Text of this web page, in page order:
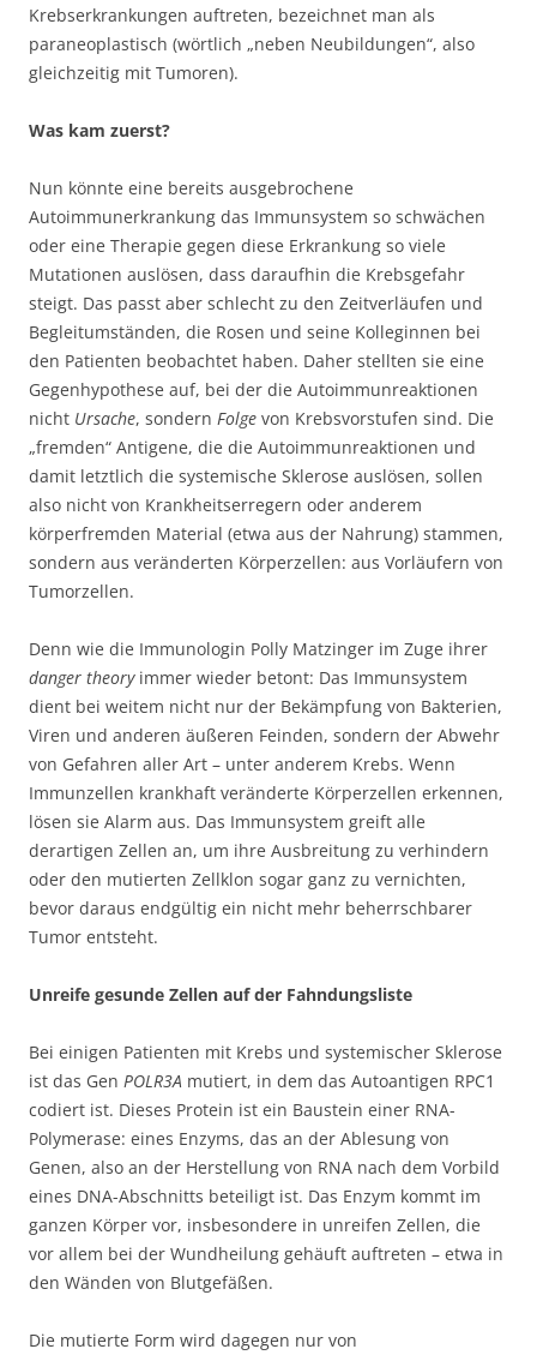
Krebserkrankungen auftreten, bezeichnet man als
paraneoplastisch (wörtlich „neben Neubildungen“, also
gleichzeitig mit Tumoren).
Was kam zuerst?
Nun könnte eine bereits ausgebrochene
Autoimmunerkrankung das Immunsystem so schwächen
oder eine Therapie gegen diese Erkrankung so viele
Mutationen auslösen, dass daraufhin die Krebsgefahr
steigt. Das passt aber schlecht zu den Zeitverläufen und
Begleitumständen, die Rosen und seine Kolleginnen bei
den Patienten beobachtet haben. Daher stellten sie eine
Gegenhypothese auf, bei der die Autoimmunreaktionen
nicht Ursache, sondern Folge von Krebsvorstufen sind. Die
„fremden“ Antigene, die die Autoimmunreaktionen und
damit letztlich die systemische Sklerose auslösen, sollen
also nicht von Krankheitserregern oder anderem
körperfremden Material (etwa aus der Nahrung) stammen,
sondern aus veränderten Körperzellen: aus Vorläufern von
Tumorzellen.
Denn wie die Immunologin Polly Matzinger im Zuge ihrer
danger theoryimmer wieder betont: Das Immunsystem
dient bei weitem nicht nur der Bekämpfung von Bakterien,
Viren und anderen äußeren Feinden, sondern der Abwehr
von Gefahren aller Art – unter anderem Krebs. Wenn
Immunzellen krankhaft veränderte Körperzellen erkennen,
lösen sie Alarm aus. Das Immunsystem greift alle
derartigen Zellen an, um ihre Ausbreitung zu verhindern
oder den mutierten Zellklon sogar ganz zu vernichten,
bevor daraus endgültig ein nicht mehr beherrschbarer
Tumor entsteht.
Unreife gesunde Zellen auf der Fahndungsliste
Bei einigen Patienten mit Krebs und systemischer Sklerose
ist das Gen POLR3A mutiert, in dem das Autoantigen RPC1
codiert ist. Dieses Protein ist ein Baustein einer RNA-
Polymerase: eines Enzyms, das an der Ablesung von
Genen, also an der Herstellung von RNA nach dem Vorbild
eines DNA-Abschnitts beteiligt ist. Das Enzym kommt im
ganzen Körper vor, insbesondere in unreifen Zellen, die
vor allem bei der Wundheilung gehäuft auftreten – etwa in
den Wänden von Blutgefäßen.
Die mutierte Form wird dagegen nur von